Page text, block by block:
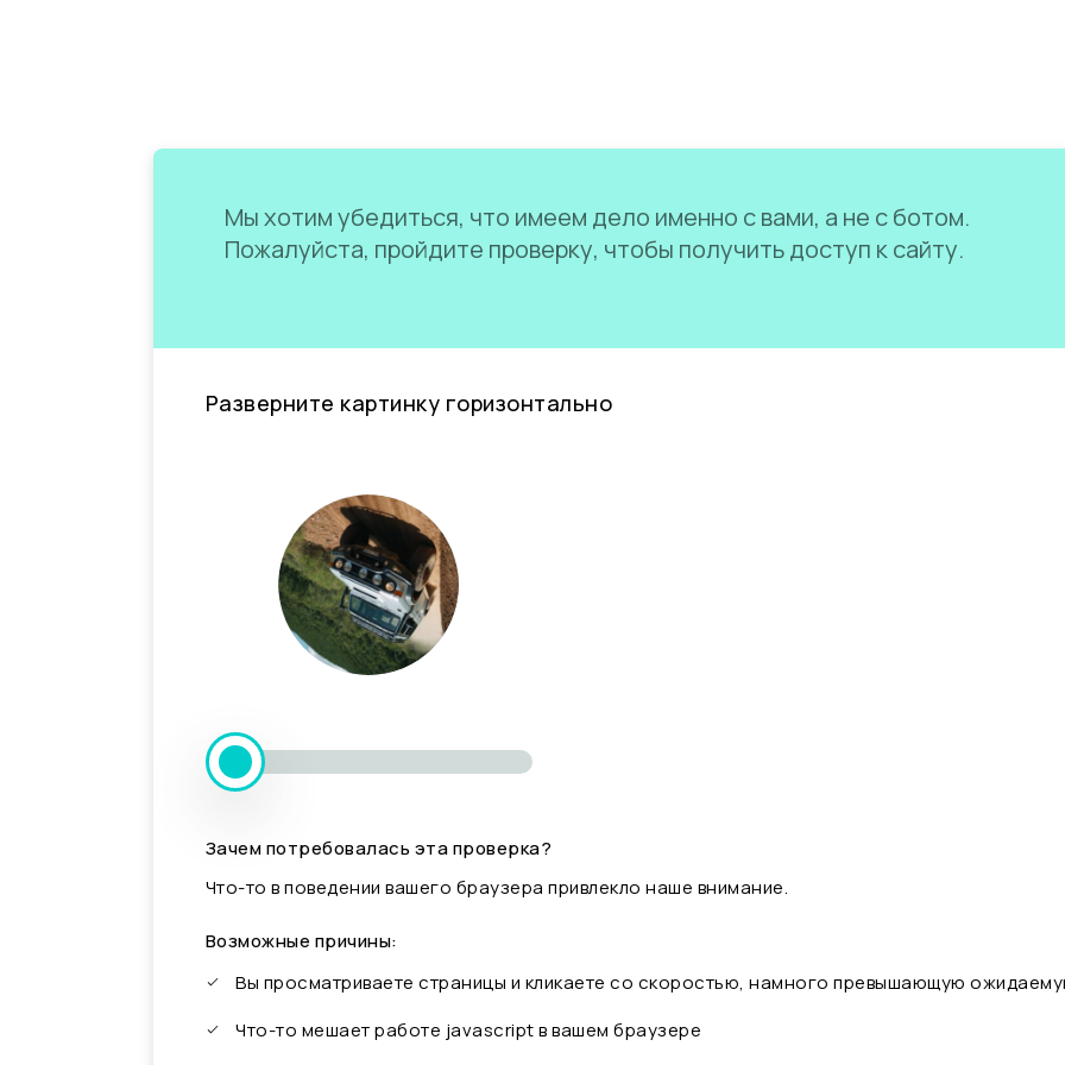
Мы хотим убедиться, что имеем дело именно с вами, а не с ботом.
Пожалуйста, пройдите проверку, чтобы получить доступ к сайту.
Разверните картинку горизонтально
Зачем потребовалась эта проверка?
Что-то в поведении вашего браузера привлекло наше внимание.
Возможные причины:
Вы просматриваете страницы и кликаете со скоростью, намного превышающую
Что-то мешает работе javascript в вашем браузере